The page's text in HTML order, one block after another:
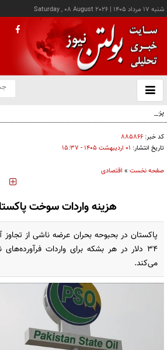
شنبه ۱۷ مرداد ۱۴۰۵ |
Saturday , 08 August 2026
باز
و
پزشکیان: خدمت بی‌منت و مشارکت مردمی، پایه حل
کد خبر: ۸۸۵۸۶۶
تاریخ انتشار: ۰۱ ارديبهشت ۱۴۰۵ - ۱۵:۳۷
صفحه نخست » اقتصادی
هزینه واردات سوخت
پاکستان در بحبوحه بحران عرضه ناشی از تجاوز
۳۴ دلار در هر بشکه برای واردات
می‌کند.